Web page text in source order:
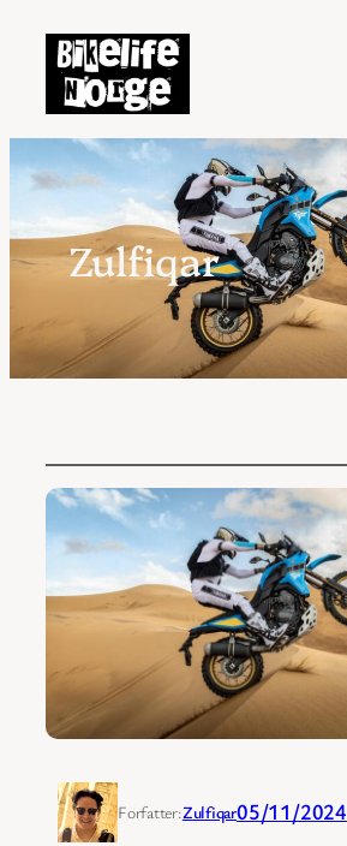
innhold
Zulfiqar
Forfatter:Zulfiqar05/11/2024